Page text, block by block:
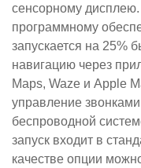
сенсорному
программному
запускается на 25%
навигацию через
Maps, Waze и Apple
управление
беспроводной
запуск входит в
качестве опции